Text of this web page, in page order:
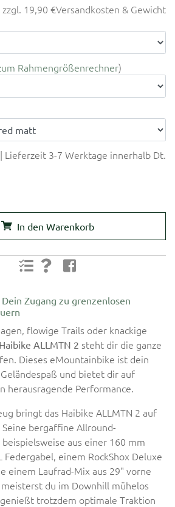
zzgl. 19,90 €Versandkosten & Gewicht
Rahmengrößenrechner
Lieferzeit 3-7 Werktage innerhalb Dt.
In den Warenkorb
Zugang zu grenzenlosen
flowige Trails oder knackige
Haibike ALLMTN 2 steht dir die ganze
Dieses eMountainbike ist dein
und bietet dir auf
herausragende Performance.
bringt das Haibike ALLMTN 2 auf
bergaffine Allround-
aus einer 160 mm
Federgabel, einem RockShox Deluxe
einem Laufrad-Mix aus 29" vorne
du im Downhill mühelos
trotzdem optimale Traktion